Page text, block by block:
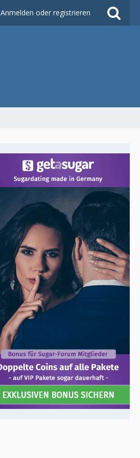
Anmelden oder registrieren